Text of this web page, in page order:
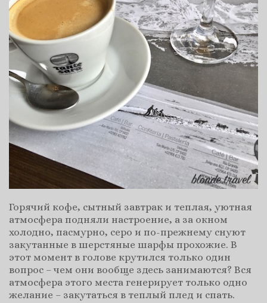
Горячий кофе, сытный завтрак и теплая, уютная
атмосфера подняли настроение, а за окном
холодно, пасмурно, серо и по-прежнему снуют
закутанные в шерстяные шарфы прохожие. В
этот момент в голове крутился только один
вопрос – чем они вообще здесь занимаются? Вся
атмосфера этого места генерирует только одно
желание – закутаться в теплый плед и спать.